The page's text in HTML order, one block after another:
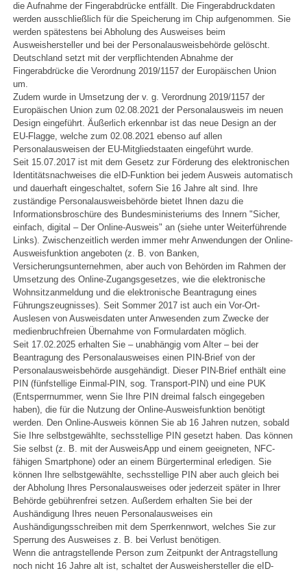
die Aufnahme der Fingerabdrücke entfällt. Die Fingerabdruckdaten
werden ausschließlich für die Speicherung im Chip aufgenommen. Sie
werden spätestens bei Abholung des Ausweises beim
Ausweishersteller und bei der Personalausweisbehörde gelöscht.
Deutschland setzt mit der verpflichtenden Abnahme der
Fingerabdrücke die Verordnung 2019/1157 der Europäischen Union
um.
Zudem wurde in Umsetzung der v. g. Verordnung 2019/1157 der
Europäischen Union zum 02.08.2021 der Personalausweis im neuen
Design eingeführt. Äußerlich erkennbar ist das neue Design an der
EU-Flagge, welche zum 02.08.2021 ebenso auf allen
Personalausweisen der EU-Mitgliedstaaten eingeführt wurde.
Seit 15.07.2017 ist mit dem Gesetz zur Förderung des elektronischen
Identitätsnachweises die eID-Funktion bei jedem Ausweis automatisch
und dauerhaft eingeschaltet, sofern Sie 16 Jahre alt sind. Ihre
zuständige Personalausweisbehörde bietet Ihnen dazu die
Informationsbroschüre des Bundesministeriums des Innern "Sicher,
einfach, digital – Der Online-Ausweis" an (siehe unter Weiterführende
Links). Zwischenzeitlich werden immer mehr Anwendungen der Online-
Ausweisfunktion angeboten (z. B. von Banken,
Versicherungsunternehmen, aber auch von Behörden im Rahmen der
Umsetzung des Online-Zugangsgesetzes, wie die elektronische
Wohnsitzanmeldung und die elektronische Beantragung eines
Führungszeugnisses). Seit Sommer 2017 ist auch ein Vor-Ort-
Auslesen von Ausweisdaten unter Anwesenden zum Zwecke der
medienbruchfreien Übernahme von Formulardaten möglich.
Seit 17.02.2025 erhalten Sie – unabhängig vom Alter – bei der
Beantragung des Personalausweises einen PIN-Brief von der
Personalausweisbehörde ausgehändigt. Dieser PIN-Brief enthält eine
PIN (fünfstellige Einmal-PIN, sog. Transport-PIN) und eine PUK
(Entsperrnummer, wenn Sie Ihre PIN dreimal falsch eingegeben
haben), die für die Nutzung der Online-Ausweisfunktion benötigt
werden. Den Online-Ausweis können Sie ab 16 Jahren nutzen, sobald
Sie Ihre selbstgewählte, sechsstellige PIN gesetzt haben. Das können
Sie selbst (z. B. mit der AusweisApp und einem geeigneten, NFC-
fähigen Smartphone) oder an einem Bürgerterminal erledigen. Sie
können Ihre selbstgewählte, sechsstellige PIN aber auch gleich bei
der Abholung Ihres Personalausweises oder jederzeit später in Ihrer
Behörde gebührenfrei setzen. Außerdem erhalten Sie bei der
Aushändigung Ihres neuen Personalausweises ein
Aushändigungsschreiben mit dem Sperrkennwort, welches Sie zur
Sperrung des Ausweises z. B. bei Verlust benötigen.
Wenn die antragstellende Person zum Zeitpunkt der Antragstellung
noch nicht 16 Jahre alt ist, schaltet der Ausweishersteller die eID-